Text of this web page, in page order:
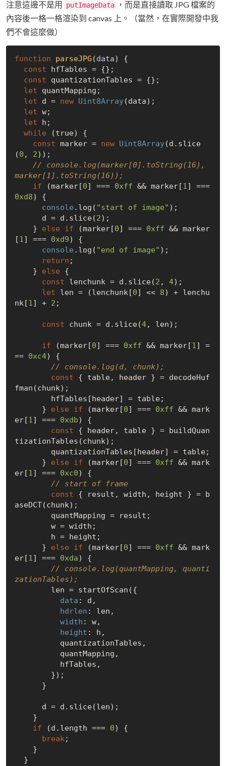
注意這邊不是用 putImageData
，而是直接讀取 JPG 檔案的
內容後一格一格渲染到 canvas 上。（當然，在實際開發中我
們不會這麼做）
function parseJPG (data) {
const hfTables = {};
const quantizationTables = {};
let quantMapping;
let d = new Uint8Array(data);
let w;
let h;
while (true) {
const marker = new Uint8Array(d.slice
(0 , 2));
// console.log(marker[0].toString(16),
marker[1].toString(16));
if (marker[0] === 0xff && marker[1
] ===
0xd8) {
console .log( "start of image" );
      d = d.slice(
2);
    }
else if (marker[0] === 0xff && marker
[1] === 0xd9) {
console .log( "end of image" );
return ;
    }
else {
const lenchunk = d.slice(2 , 4);
let len = (lenchunk[0] << 8) + lenchu
nk[1] + 2 ;
const chunk = d.slice(4, len);
if (marker[0] === 0xff && marker[1] =
== 0xc4) {
// console.log(d, chunk);
const { table, header } = decodeHuf
fman(chunk);
      }
else if (marker[0] === 0xff && mark
er[1] === 0xdb) {
const { header, table } = buildQuan
tizationTables(chunk);
      }
else if (marker[0] === 0xff && mark
er[1] === 0xc0) {
// start of frame
const { result, width, height } = b
aseDCT(chunk);
      }
else if (marker[0] === 0xff && mark
er[1] === 0xda) {
// console.log(quantMapping, quanti
zationTables);
data : d,
hdrlen : len,
width : w,
height : h,
if (d.length === 0) {
break;